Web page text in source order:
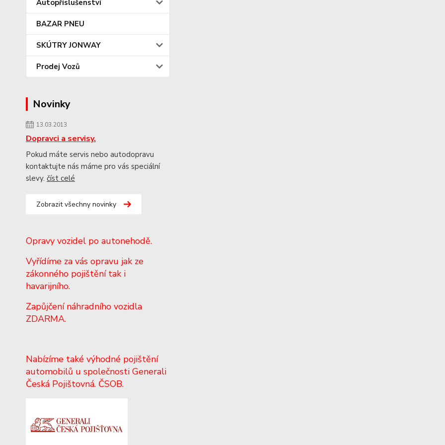
Autopříslušenství
BAZAR PNEU
SKÚTRY JONWAY
Prodej Vozů
Novinky
13.03.2013
Dopravci a servisy.
Pokud máte servis nebo autodopravu
kontaktujte nás máme pro vás speciální
slevy. číst celé
Zobrazit všechny novinky
Opravy vozidel po autonehodě.
Vyřídíme za vás opravu jak ze
zákonného pojištění tak i
havarijního.
Zapůjčení náhradního vozidla
ZDARMA.
Nabízíme také výhodné pojištění
automobilů u společnosti Generali
Česká Pojištovná. ČSOB.